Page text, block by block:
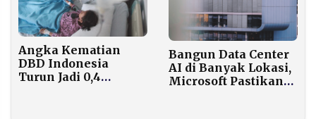
Angka Kematian
DBD Indonesia
Turun Jadi 0,4
Bangun Data Center
AI di Banyak Lokasi,
Microsoft Pastikan